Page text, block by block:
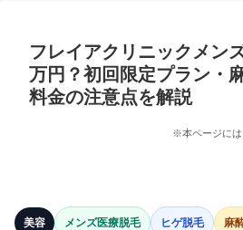
フレイアクリニックメン
万円？初回限定プラン・
料金の注意点を解説
※本ページには
美容 メンズ医療脱毛 ヒゲ脱毛 麻